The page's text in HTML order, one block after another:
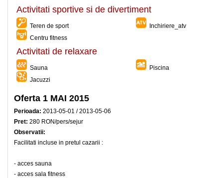
Activitati sportive si de divertiment
Teren de sport
Inchiriere_atv
Centru fitness
Activitati de relaxare
Sauna
Piscina
Jacuzzi
Oferta 1 MAI 2015
Perioada: 2013-05-01 / 2013-05-06
Pret: 280 RON/pers/sejur
Observatii:
Facilitati incluse in pretul cazarii :
- acces sauna
- acces sala fitness